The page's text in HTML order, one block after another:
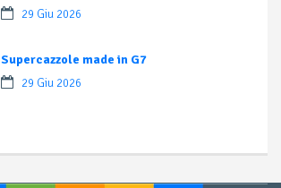
29 Giu 2026
Supercazzole made in G7
29 Giu 2026